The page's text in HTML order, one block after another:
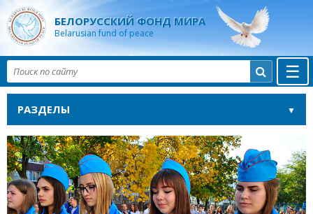
БЕЛОРУССКИЙ ФОНД МИРА
Belarusian fund of peace
☰

РАЗДЕЛЫ